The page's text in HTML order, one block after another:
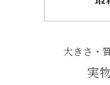
大きさ・
実